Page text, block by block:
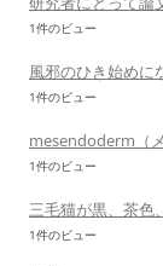
1件のビュー
風邪のひき始めに
1件のビュー
mesendoderm（
1件のビュー
三毛猫が黒、茶色
1件のビュー